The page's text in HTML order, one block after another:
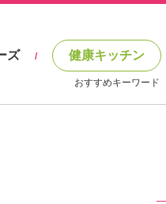
ズ / 健康キッチン
おすすめキーワード